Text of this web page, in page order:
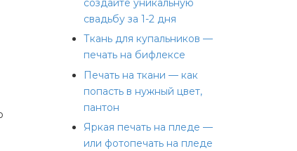
свадьбу за 1-2 дня
Ткань для купальников —
печать на бифлексе
Печать на ткани — как
попасть в нужный цвет,
пантон
Яркая печать на пледе —
или фотопечать на пледе